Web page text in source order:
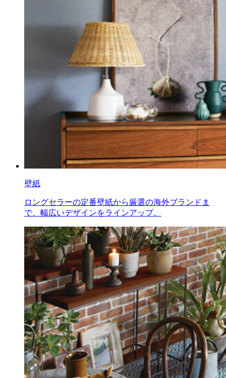
壁紙
ロングセラーの定番壁紙から厳選の海外ブランドま
で、幅広いデザインをラインアップ。